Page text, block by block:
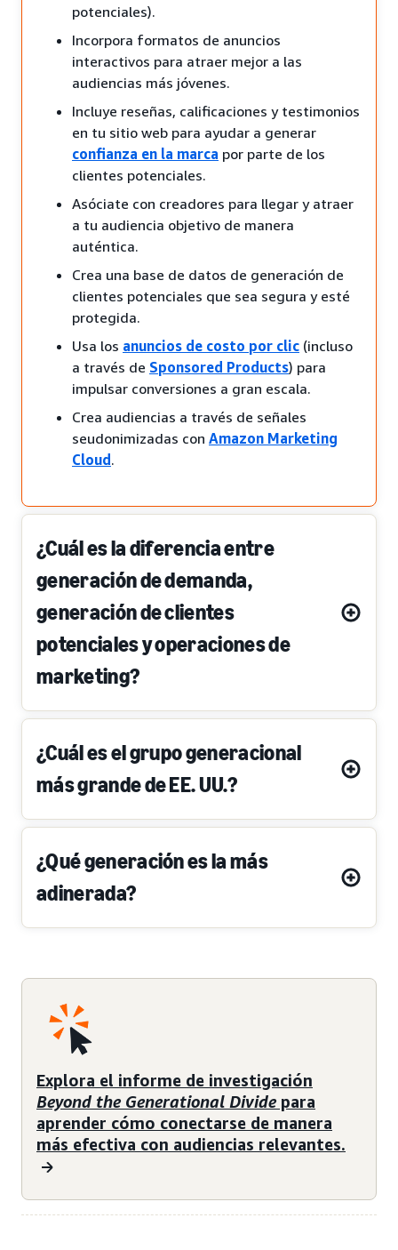
potenciales).
Incorpora formatos de anuncios
interactivos para atraer mejor a las
audiencias más jóvenes.
Incluye reseñas, calificaciones y testimonios
en tu sitio web para ayudar a generar
confianza en la marca por parte de los
clientes potenciales.
Asóciate con creadores para llegar y atraer
a tu audiencia objetivo de manera
auténtica.
Crea una base de datos de generación de
clientes potenciales que sea segura y esté
protegida.
Usa los anuncios de costo por clic (incluso
a través de Sponsored Products) para
impulsar conversiones a gran escala.
Crea audiencias a través de señales
seudonimizadas con Amazon Marketing
Cloud.
¿Cuál es la diferencia entre
generación de demanda,
generación de clientes
potenciales y operaciones de
marketing?
¿Cuál es el grupo generacional
más grande de EE. UU.?
¿Qué generación es la más
adinerada?
Explora el informe de investigación
Beyond the Generational Divide para
aprender cómo conectarse de manera
más efectiva con audiencias relevantes.